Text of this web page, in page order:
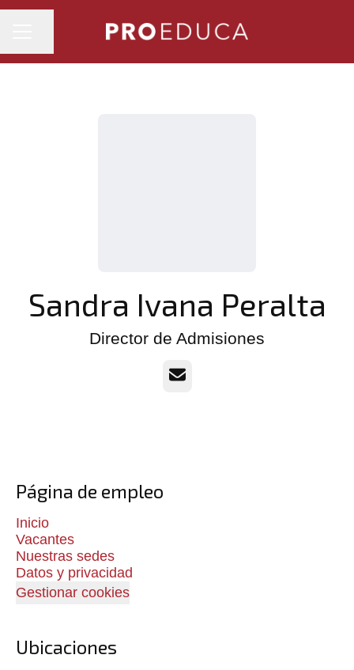
MENÚ DE EMPLEO
Compartir página
Sandra Ivana Peralta
Director de Admisiones
Correo electrónico
Página de empleo
Inicio
Vacantes
Nuestras sedes
Datos y privacidad
Gestionar cookies
Ubicaciones